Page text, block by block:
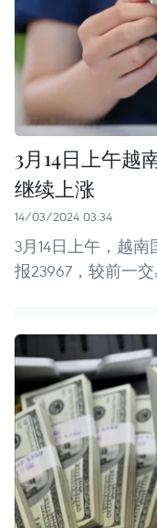
3月14日上午越
继续上涨
14/03/2024 03:34
3月14日上午，越
报23967，较前一交